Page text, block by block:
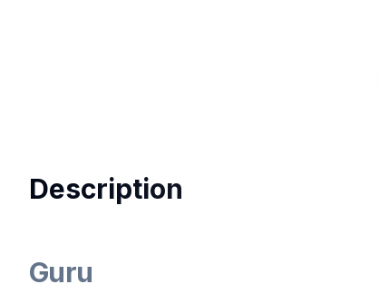
Description
Guru